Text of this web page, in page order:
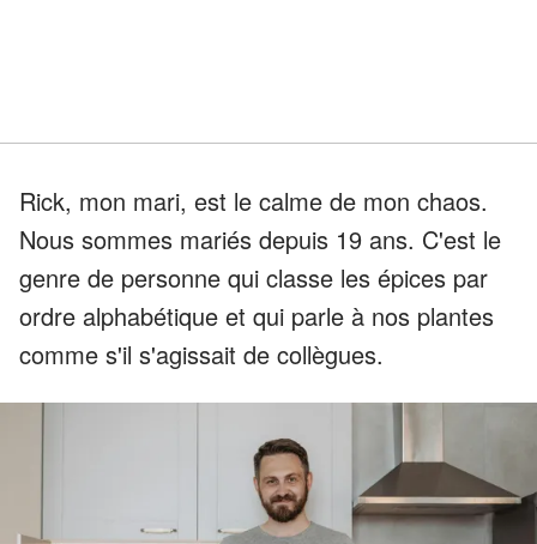
Rick, mon mari, est le calme de mon chaos.
Nous sommes mariés depuis 19 ans. C'est le
genre de personne qui classe les épices par
ordre alphabétique et qui parle à nos plantes
comme s'il s'agissait de collègues.